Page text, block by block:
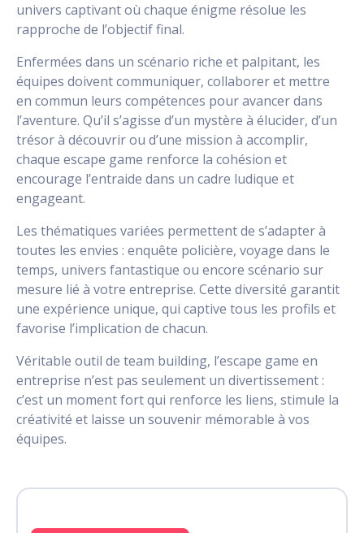
univers captivant où chaque énigme résolue les
rapproche de l’objectif final.
Enfermées dans un scénario riche et palpitant, les
équipes doivent communiquer, collaborer et mettre
en commun leurs compétences pour avancer dans
l’aventure. Qu’il s’agisse d’un mystère à élucider, d’un
trésor à découvrir ou d’une mission à accomplir,
chaque escape game renforce la cohésion et
encourage l’entraide dans un cadre ludique et
engageant.
Les thématiques variées permettent de s’adapter à
toutes les envies : enquête policière, voyage dans le
temps, univers fantastique ou encore scénario sur
mesure lié à votre entreprise. Cette diversité garantit
une expérience unique, qui captive tous les profils et
favorise l’implication de chacun.
Véritable outil de team building, l’escape game en
entreprise n’est pas seulement un divertissement :
c’est un moment fort qui renforce les liens, stimule la
créativité et laisse un souvenir mémorable à vos
équipes.